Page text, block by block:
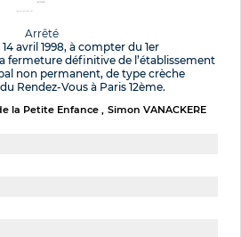
Arrêté
avril 1998, à compter du 1er
fermeture définitive de l’établissement
non permanent, de type crèche
Rendez-Vous à Paris 12ème.
la Petite Enfance Simon VANACKERE